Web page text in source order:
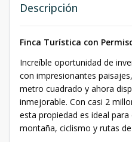
Descripción
Finca Turística con
Increíble oportunidad de
con impresionantes
metro cuadrado y ahora
inmejorable. Con casi 2
esta propiedad es ideal
montaña, ciclismo y rutas